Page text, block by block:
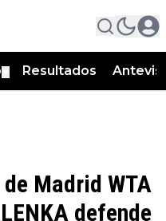
Resultados
Madrid WTA
defende